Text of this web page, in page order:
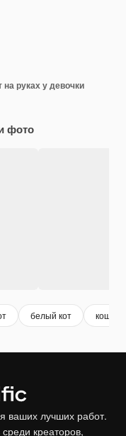
руках у девочки
фото
белый кот
ваших лучших работ.
креаторов,